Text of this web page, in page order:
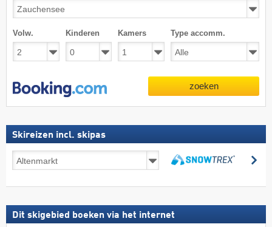
Volw. Kinderen Kamers Type accomm.
zoeken
Skireizen incl. skipas
Skireizen
incl.
Dit skigebied boeken via het internet